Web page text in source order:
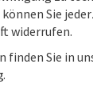
-
Sie
widerrufen.
finden Sie in
.